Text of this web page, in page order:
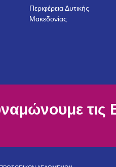
Περιφέρεια Δυτικής
Μακεδονίας
τις